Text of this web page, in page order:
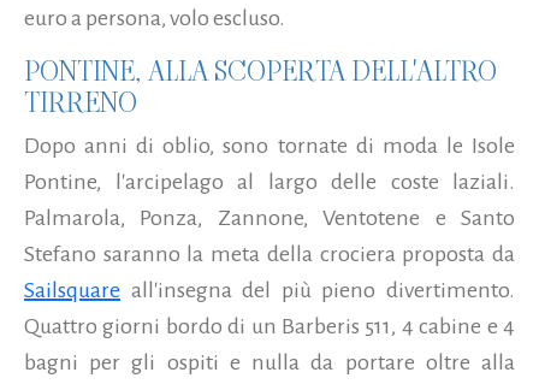
euro a persona, volo escluso.
PONTINE, ALLA SCOPERTA DELL'ALTRO
TIRRENO
Dopo anni di oblio, sono tornate di moda le Isole
Pontine, l'arcipelago al largo delle coste laziali.
Palmarola, Ponza, Zannone, Ventotene e Santo
Stefano saranno la meta della crociera proposta da
Sailsquare all'insegna del più pieno divertimento.
Quattro giorni bordo di un Barberis 511, 4 cabine e 4
bagni per gli ospiti e nulla da portare oltre alla